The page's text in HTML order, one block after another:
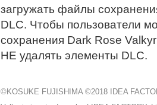
загружать файлы
DLC. Чтобы пользователи
сохранения Dark Rose
НЕ удалять элементы DLC.
©KOSUKE FUJISHIMA ©2018 IDEA